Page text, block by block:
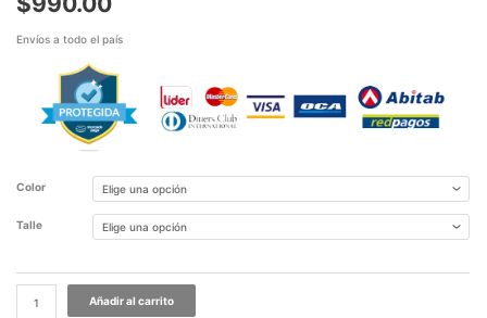
Envíos a todo el país
Color
Talle
Añadir al carrito